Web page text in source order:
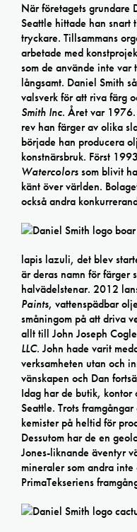
När företagets grundare
Seattle hittade han snart
tryckare. Tillsammans
arbetade med
som de använde inte
långsamt. Daniel Smith
valsverk för att riva färg
Smith Inc. Året var
rev han färger av olika
började han producera
konstnärsbruk. Först
Watercolorssom blivit
känt över världen.
också andra
lapis lazuli, det blev
är deras namn för färger
halvädelstenar. 2012
Paints, vattenspädbar
småningom på att driva
allt till John Joseph
LLC. John hade varit
verksamheten utan och
vänskapen och Dan
Idag har de butik,
Seattle. Trots
kemister på heltid för
Dessutom har de en
Jones-liknande äventyr
mineraler som andra
PrimaTekseriens